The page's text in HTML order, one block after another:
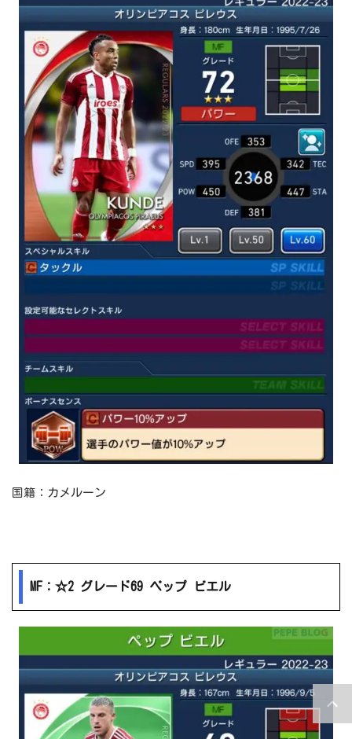
国籍：カメルーン
MF：☆2 グレード69 ペップ ビエル